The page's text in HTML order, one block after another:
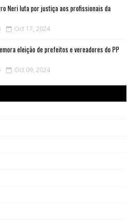
Neri luta por justiça aos profissionais da
Oct 17, 2024
eleição de prefeitos e vereadores do PP
Oct 09, 2024